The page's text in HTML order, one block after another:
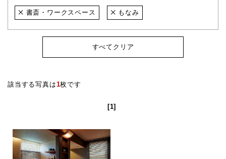
書斎・ワークスペース もなみ
すべてクリア
該当する写真は1枚です
[1]